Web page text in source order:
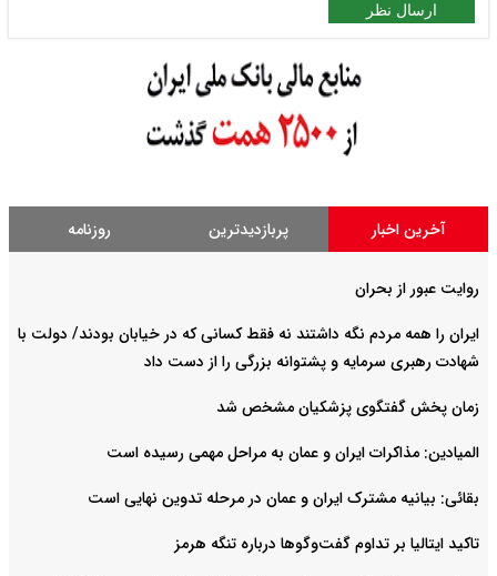
ارسال نظر
آخرین اخبار پربازدیدترین روزنامه
روایت عبور از بحران
ایران را همه مردم نگه داشتند نه فقط کسانی که در خیابان بودند/ دولت با
شهادت رهبری سرمایه و پشتوانه بزرگی را از دست داد
زمان پخش گفتگوی پزشکیان مشخص شد
المیادین: مذاکرات ایران و عمان به مراحل مهمی رسیده است
بقائی: بیانیه مشترک ایران و عمان در مرحله تدوین نهایی است
تاکید ایتالیا بر تداوم گفت‌وگوها درباره تنگه هرمز